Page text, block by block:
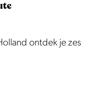
ontdek je zes